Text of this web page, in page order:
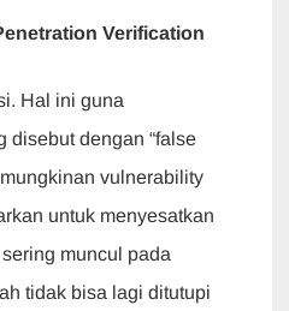
Verification
Hal ini guna
disebut dengan “false
vulnerability
untuk menyesatkan
muncul pada
tidak bisa lagi ditutupi